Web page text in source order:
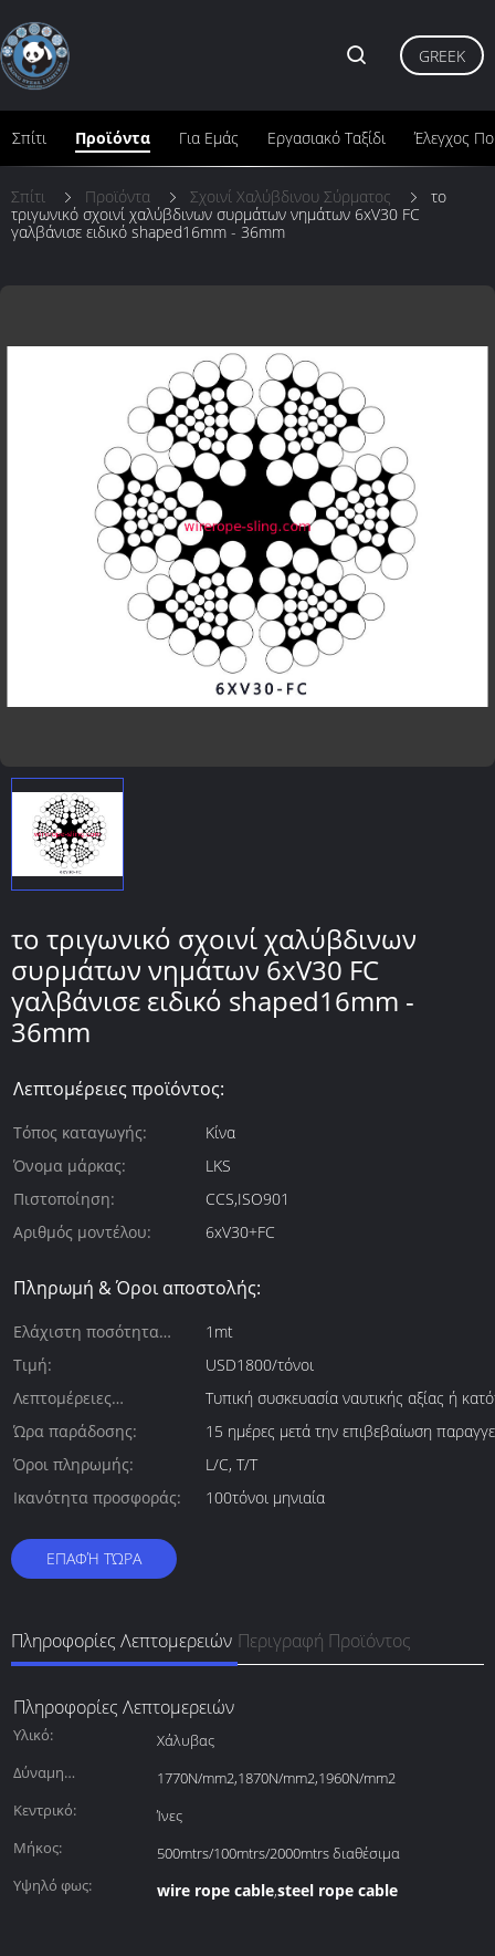
Σπίτι Προϊόντα Για Εμάς Εργασιακό Ταξίδι Έλεγχος
GREEK
Σπίτι Προϊόντα Σχοινί Χαλύβδινου Σύρματος
το
τριγωνικό σχοινί χαλύβδινων συρμάτων νημάτων 6xV30 FC
γαλβάνισε ειδικό shaped16mm - 36mm
το τριγωνικό σχοινί χαλύβδινων
συρμάτων νημάτων 6xV30 FC
γαλβάνισε ειδικό shaped16mm -
36mm
Λεπτομέρειες προϊόντος:
Τόπος καταγωγής:
Κίνα
Όνομα μάρκας:
LKS
Πιστοποίηση:
CCS,ISO901
Αριθμός μοντέλου:
6xV30+FC
Πληρωμή & Όροι αποστολής:
Ελάχιστη ποσότητα
παραγγελίας:
1mt
Τιμή:
USD1800/τόνοι
Λεπτομέρειες
συσκευασίας:
Τυπική συσκευασία ναυτικής αξίας ή
Ώρα παράδοσης:
15 ημέρες μετά την επιβεβαίωση
Όροι πληρωμής:
L/C, T/T
Ικανότητα προσφοράς:
100τόνοι μηνιαία
ΕΠΑΦΉ ΤΏΡΑ
Πληροφορίες Λεπτομερειών Περιγραφή Προϊόντος
Πληροφορίες Λεπτομερειών
Υλικό:
Χάλυβας
Δύναμη
εφελκυσμού:
1770N/mm2,1870N/mm2,1960N/mm2
Κεντρικό:
Ίνες
Μήκος:
500mtrs/100mtrs/2000mtrs διαθέσιμα
Υψηλό φως:
wire rope cable,steel rope cable